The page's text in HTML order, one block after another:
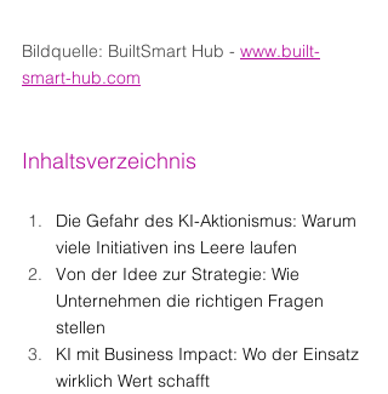
Bildquelle: BuiltSmart Hub - www.built-
smart-hub.com
Inhaltsverzeichnis
Die Gefahr des KI-Aktionismus: Warum
viele Initiativen ins Leere laufen
Von der Idee zur Strategie: Wie
Unternehmen die richtigen Fragen
stellen
KI mit Business Impact: Wo der Einsatz
wirklich Wert schafft